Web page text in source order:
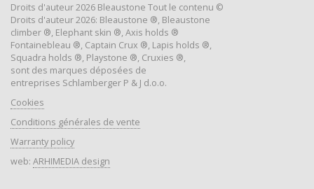
Droits d'auteur 2026 Bleaustone Tout le contenu ©
Droits d'auteur 2026: Bleaustone ®, Bleaustone
climber ®, Elephant skin ®, Axis holds ®
Fontainebleau ®, Captain Crux ®, Lapis holds ®,
Squadra holds ®, Playstone ®, Cruxies ®,
sont des marques déposées de
entreprises Schlamberger P & J d.o.o.
Cookies
Conditions générales de vente
Warranty policy
web: ARHIMEDIA design